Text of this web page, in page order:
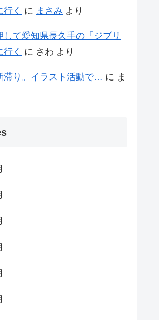
く に まさみ より
して愛知県長久手の「ジブリ
く に さわ より
滞り。イラスト活動で… に ま